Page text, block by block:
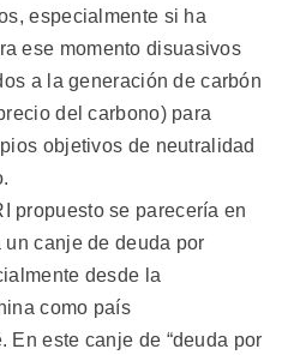
especialmente si ha
ese momento disuasivos
a la generación de carbón
del carbono) para
objetivos de neutralidad
propuesto se parecería en
canje de deuda por
desde la
como país
En este canje de “deuda por